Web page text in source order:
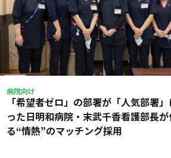
病院向け
「希望者ゼロ」の部署が「人気部署
った日――明和病院・末武千香看護部長
る“情熱”のマッチング採用